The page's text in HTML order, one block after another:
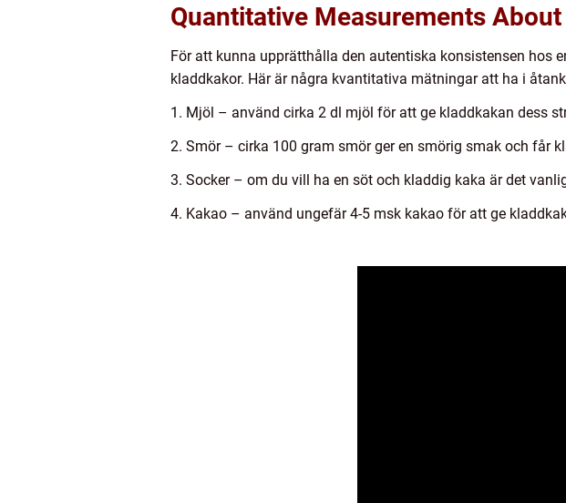
Quantitative Measurements
För att kunna upprätthålla den autentiska konsistensen hos
kladdkakor. Här är några kvantitativa mätningar att ha i
1. Mjöl – använd cirka 2 dl mjöl för att ge kladdkakan dess
2. Smör – cirka 100 gram smör ger en smörig smak och får
3. Socker – om du vill ha en söt och kladdig kaka är det
4. Kakao – använd ungefär 4-5 msk kakao för att ge